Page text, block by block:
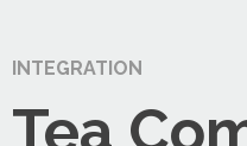
INTEGRATION
Tea